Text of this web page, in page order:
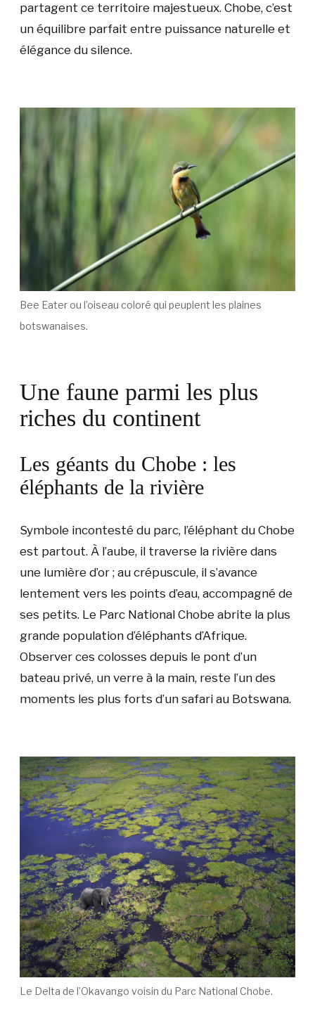
partagent ce territoire majestueux. Chobe, c’est
un équilibre parfait entre puissance naturelle et
élégance du silence.
Bee Eater ou l’oiseau coloré qui peuplent les plaines
botswanaises.
Une faune parmi les plus
riches du continent
Les géants du Chobe : les
éléphants de la rivière
Symbole incontesté du parc, l’éléphant du Chobe
est partout. À l’aube, il traverse la rivière dans
une lumière d’or ; au crépuscule, il s’avance
lentement vers les points d’eau, accompagné de
ses petits. Le Parc National Chobe abrite la plus
grande population d’éléphants d’Afrique.
Observer ces colosses depuis le pont d’un
bateau privé, un verre à la main, reste l’un des
moments les plus forts d’un safari au Botswana.
Le Delta de l’Okavango voisin du Parc National Chobe.